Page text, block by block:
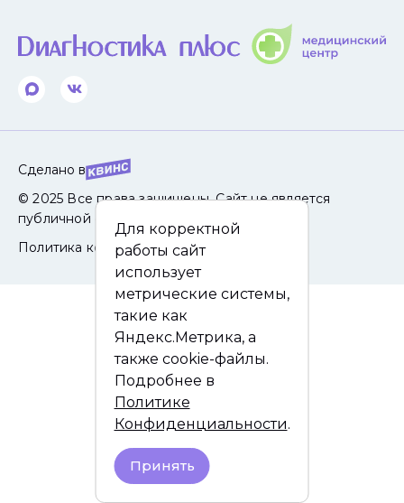
Сделано в
© 2025 Все права защищены. Сайт не является
публичной офертой.
Политика конфиденциальности
Для корректной
работы сайт
использует
метрические системы,
такие как
Яндекс.Метрика, а
также cookie-файлы.
Подробнее в
Политике
Конфиденциальности.
Принять